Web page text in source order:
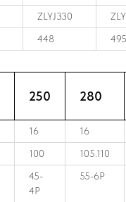
ZLYJ330
448 495
250 280
16 16
100 105.110
45-
4P
55-6P